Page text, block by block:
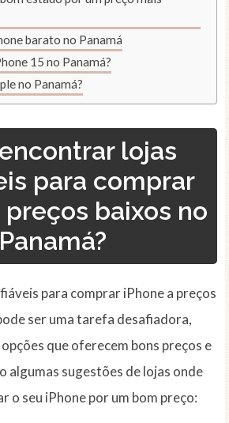
barato no Panamá
15 no Panamá?
no Panamá?
lojas
para comprar
preços baixos no
Panamá?
para comprar iPhone a preços
ser uma tarefa desafiadora,
que oferecem bons preços e
algumas sugestões de lojas onde
o seu iPhone por um bom preço: